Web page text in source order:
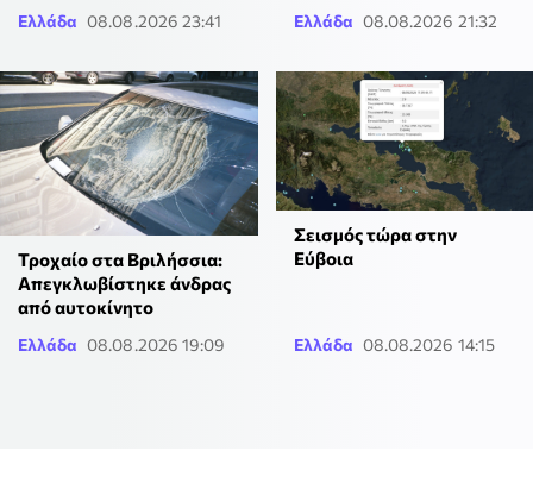
Ελλάδα 08.08.2026 23:41 Ελλάδα 08.08.2026 21:32
Τροχαίο στα Βριλήσσια:
Απεγκλωβίστηκε άνδρας
από αυτοκίνητο
Ελλάδα 08.08.2026 19:09
Σεισμός τώρα στην
Εύβοια
Ελλάδα 08.08.2026 14:15